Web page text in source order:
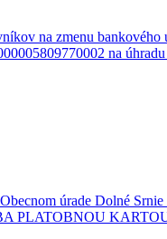
na zmenu bankového
na
úrade Dolné Srnie
PLATOBNOU